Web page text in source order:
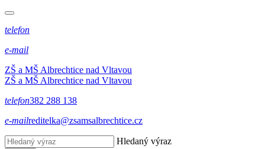
telefon
e-mail
ZŠ a MŠ Albrechtice nad Vltavou
ZŠ a MŠ Albrechtice nad Vltavou
telefon382 288 138
e-mailreditelka@zsamsalbrechtice.cz
Hledaný výraz